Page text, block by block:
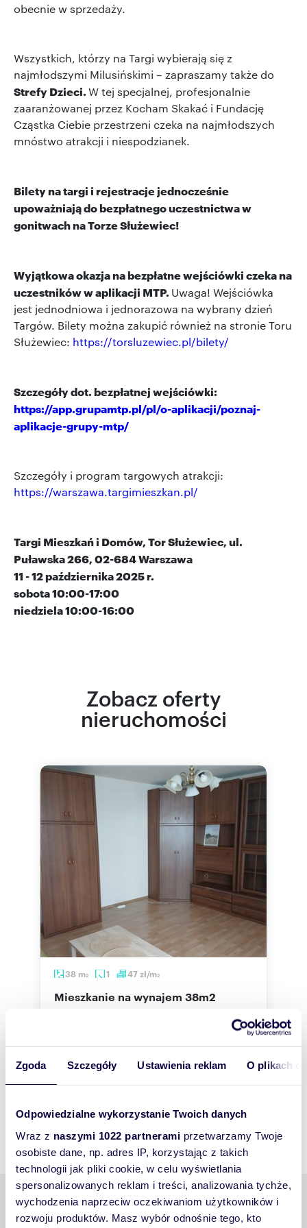
Zgoda Szczegóły Ustawienia reklam O plikach
Odpowiedzialne wykorzystanie Twoich danych
Wraz z naszymi 1022 partnerami przetwarzamy Twoje
osobiste dane, np. adres IP, korzystając z takich
technologii jak pliki cookie, w celu wyświetlania
spersonalizowanych reklam i treści, analizowania tychże,
wychodzenia naprzeciw oczekiwaniom użytkowników i
rozwoju produktów. Masz wybór odnośnie tego, kto
obecnie w sprzedaży.
Wszystkich, którzy na Targi wybierają się z
najmłodszymi Milusińskimi – zapraszamy także do
Strefy Dzieci.W tej specjalnej, profesjonalnie
zaaranżowanej przez Kocham Skakać i Fundację
Cząstka Ciebie przestrzeni czeka na najmłodszych
mnóstwo atrakcji i niespodzianek.
Bilety na targi i rejestracje jednocześnie
upoważniają do bezpłatnego uczestnictwa w
gonitwach na Torze Służewiec!
Wyjątkowa okazja na bezpłatne wejściówki czeka na
uczestników w aplikacji MTP. Uwaga! Wejściówka
jest jednodniowa i jednorazowa na wybrany dzień
Targów. Bilety można zakupić również na stronie Toru
Służewiec: https://torsluzewiec.pl/bilety/
Szczegóły dot. bezpłatnej wejściówki:
https://app.grupamtp.pl/pl/o-aplikacji/poznaj-
aplikacje-grupy-mtp/
Szczegóły i program targowych atrakcji:
https://warszawa.targimieszkan.pl/
Targi Mieszkań i Domów, Tor Służewiec, ul.
Puławska 266, 02-684 Warszawa
11 - 12 października 2025 r.
sobota 10:00-17:00
niedziela 10:00-16:00
Zobacz oferty
nieruchomości
38 m2 1 47zł/m2
mieszkanie na wynajem 38m2
Podobne tematy